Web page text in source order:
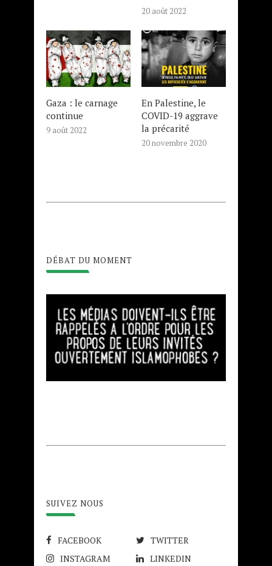
20 août 2022
Gaza : le carnage
continue
9 août 2022
En Palestine, le
COVID-19 aggrave
la précarité
20 novembre 2020
DÉBAT DU MOMENT
SUIVEZ NOUS
FACEBOOK
TWITTER
INSTAGRAM
LINKEDIN